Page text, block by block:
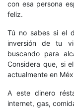
con esa persona
feliz.
Tú no sabes si el
inversión de tu
buscando para
Considera que, si
actualmente en
A este dinero
internet, gas,